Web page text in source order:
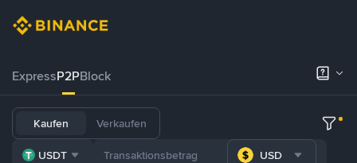
ExpressP2PBlock
Kaufen Verkaufen
USDT USD